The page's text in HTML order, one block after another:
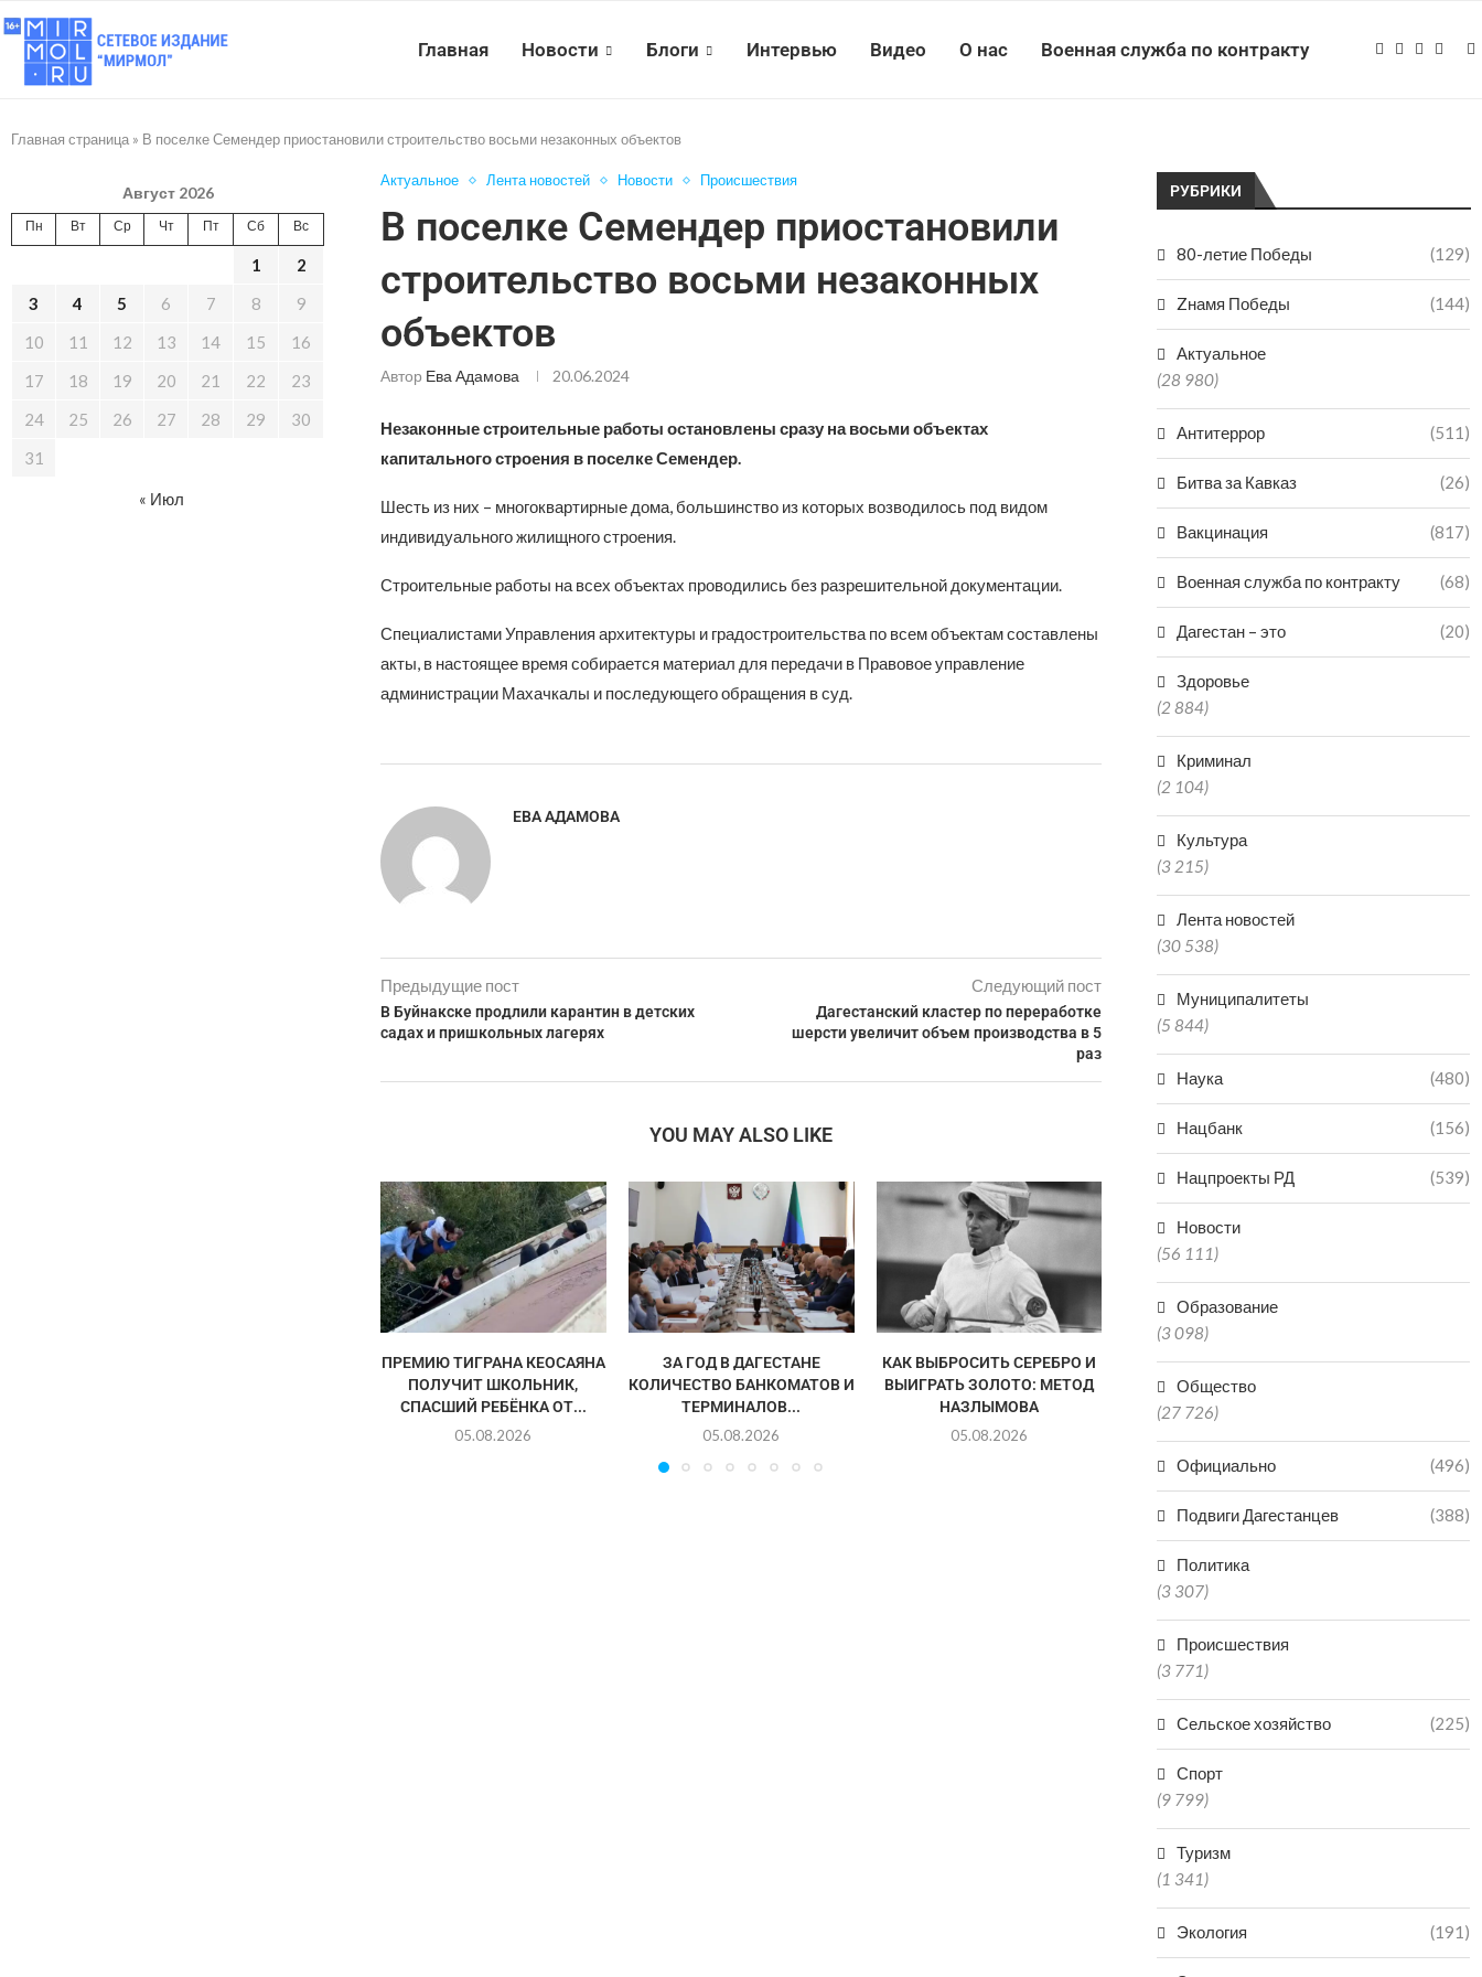
Главная Новости Блоги Интервью Видео О нас Военная служба по контракту
Главная страница » В поселке Семендер приостановили строительство восьми незаконных объектов
Актуальное Лента новостей Новости Происшествия
В поселке Семендер приостановили
строительство восьми незаконных
объектов
Автор Ева Адамова 20.06.2024
Незаконные строительные работы остановлены сразу на восьми объектах
капитального строения в поселке Семендер.
Шесть из них – многоквартирные дома, большинство из которых возводилось под видом
индивидуального жилищного строения.
Строительные работы на всех объектах проводились без разрешительной документации.
Специалистами Управления архитектуры и градостроительства по всем объектам составлены
акты, в настоящее время собирается материал для передачи в Правовое управление
администрации Махачкалы и последующего обращения в суд.
ЕВА АДАМОВА
Предыдущие пост
В Буйнакске продлили карантин в детских
садах и пришкольных лагерях
Следующий пост
Дагестанский кластер по переработке
шерсти увеличит объем производства в 5
раз
YOU MAY ALSO LIKE
ПРЕМИЮ ТИГРАНА КЕОСАЯНА
ПОЛУЧИТ ШКОЛЬНИК,
СПАСШИЙ РЕБЁНКА ОТ...
05.08.2026
ЗА ГОД В ДАГЕСТАНЕ
КОЛИЧЕСТВО БАНКОМАТОВ И
ТЕРМИНАЛОВ...
05.08.2026
КАК ВЫБРОСИТЬ СЕРЕБРО И
ВЫИГРАТЬ ЗОЛОТО: МЕТОД
НАЗЛЫМОВА
05.08.2026
В ДАГЕСТАНЕ СНИЗИЛОСЬ
КОЛИЧЕСТВО НАРУШЕНИЙ
ПРИ ГАЗОПОТРЕБЛЕНИИ
РУБРИКИ
80-летие Победы (129)
Zнамя Победы (144)
Актуальное
(28 980)
Антитеррор (511)
Битва за Кавказ (26)
Вакцинация (817)
Военная служба по контракту (68)
Дагестан – это (20)
Здоровье
(2 884)
Криминал
(2 104)
Культура
(3 215)
Лента новостей
(30 538)
Муниципалитеты
(5 844)
Наука (480)
Нацбанк (156)
Нацпроекты РД (539)
Новости
(56 111)
Образование
(3 098)
Общество
(27 726)
Официально (496)
Подвиги Дагестанцев (388)
Политика
(3 307)
Происшествия
(3 771)
Сельское хозяйство (225)
Спорт
(9 799)
Туризм
(1 341)
Экология (191)
Август 2026
Пн Вт Ср Чт Пт Сб Вс
1
2
3
4 5 6 7 8
9
10
11 12 13 14 15
16
17
18 19 20 21 22
23
24
25 26 27 28 29
30
31
« Июл